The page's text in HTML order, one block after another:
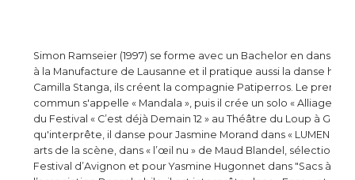
Simon Ramseier (1997) se forme avec un Bachelor en danse
à la Manufacture de Lausanne et il pratique aussi la danse hip-
Camilla Stanga, ils créent la compagnie Patiperros. Le
commun s'appelle « Mandala », puis il crée un solo « Alliage »
du Festival « C’est déjà Demain 12 » au Théâtre du Loup à
qu'interprête, il danse pour Jasmine Morand dans « LUMEN »,
arts de la scène, dans « l’œil nu » de Maud Blandel, sélection
Festival d’Avignon et pour Yasmine Hugonnet dans "Sacs à